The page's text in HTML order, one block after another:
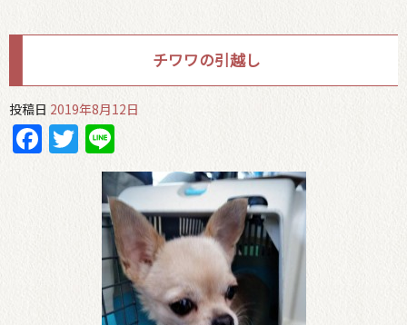
チワワの引越し
投稿日 2019年8月12日
Facebook
Twitter